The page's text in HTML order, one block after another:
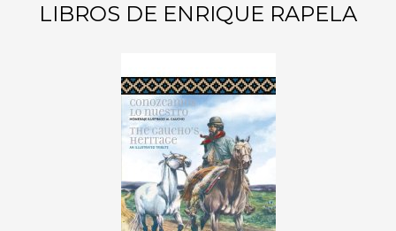
LIBROS DE ENRIQUE RAPELA